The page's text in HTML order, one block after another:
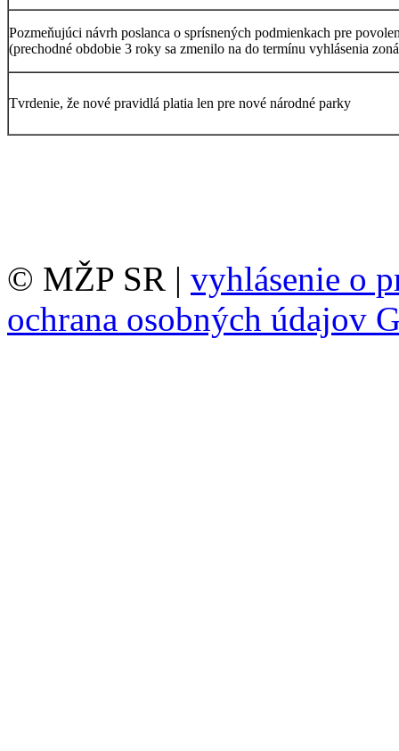
Pozmeňujúci návrh poslanca o sprísnených podmienkach pre
(prechodné obdobie 3 roky sa zmenilo na do termínu vyhlásenia
Tvrdenie, že nové pravidlá platia len pre nové národné parky
© MŽP SR | vyhlásenie o
ochrana osobných údajov